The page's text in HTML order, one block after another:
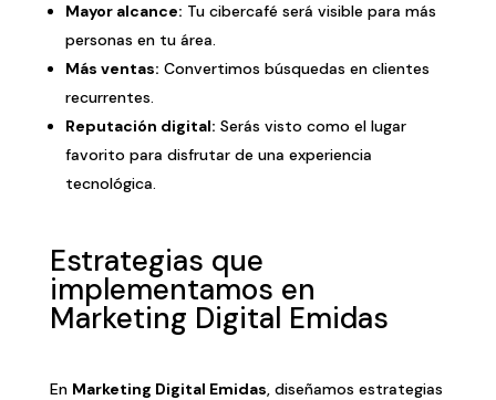
Mayor alcance: Tu cibercafé será visible para más
personas en tu área.
Más ventas: Convertimos búsquedas en clientes
recurrentes.
Reputación digital: Serás visto como el lugar
favorito para disfrutar de una experiencia
tecnológica.
Estrategias que
implementamos en
Marketing Digital Emidas
En Marketing Digital Emidas, diseñamos estrategias